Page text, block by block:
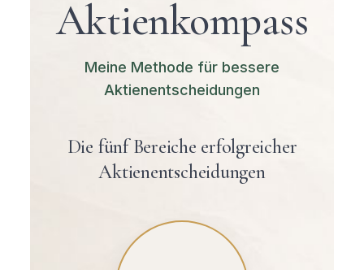
Aktienkompass
Meine Methode für bessere
Aktienentscheidungen
Die fünf Bereiche erfolgreicher
Aktienentscheidungen